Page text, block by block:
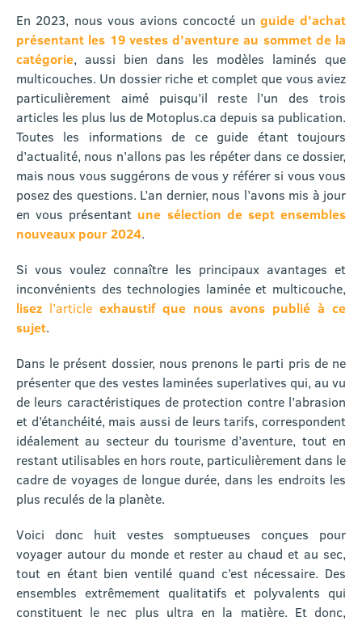
En 2023, nous vous avions concocté un guide d’achat
présentant les 19 vestes d’aventure au sommet de la
catégorie, aussi bien dans les modèles laminés que
multicouches. Un dossier riche et complet que vous aviez
particulièrement aimé puisqu’il reste l’un des trois
articles les plus lus de Motoplus.ca depuis sa publication.
Toutes les informations de ce guide étant toujours
d’actualité, nous n’allons pas les répéter dans ce dossier,
mais nous vous suggérons de vous y référer si vous vous
posez des questions. L’an dernier, nous l’avons mis à jour
en vous présentant une sélection de sept ensembles
nouveaux pour 2024.
Si vous voulez connaître les principaux avantages et
inconvénients des technologies laminée et multicouche,
lisez l’articleexhaustif que nous avons publié à ce
sujet.
Dans le présent dossier, nous prenons le parti pris de ne
présenter que des vestes laminées superlatives qui, au vu
de leurs caractéristiques de protection contre l’abrasion
et d’étanchéité, mais aussi de leurs tarifs, correspondent
idéalement au secteur du tourisme d’aventure, tout en
restant utilisables en hors route, particulièrement dans le
cadre de voyages de longue durée, dans les endroits les
plus reculés de la planète.
Voici donc huit vestes somptueuses conçues pour
voyager autour du monde et rester au chaud et au sec,
tout en étant bien ventilé quand c’est nécessaire. Des
ensembles extrêmement qualitatifs et polyvalents qui
constituent le nec plus ultra en la matière. Et donc,